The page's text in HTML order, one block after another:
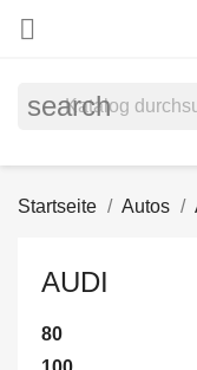

search
Startseite Autos
AUDI
80